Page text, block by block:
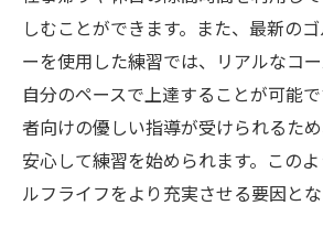
しむことができます。また、最新の
ーを使用した練習では、リアルなコ
自分のペースで上達することが可能
者向けの優しい指導が受けられるた
安心して練習を始められます。この
ルフライフをより充実させる要因とな